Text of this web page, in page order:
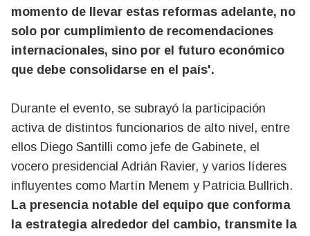
momento de llevar estas reformas adelante, no
solo por cumplimiento de recomendaciones
internacionales, sino por el futuro económico
que debe consolidarse en el país'.
Durante el evento, se subrayó la participación
activa de distintos funcionarios de alto nivel, entre
ellos Diego Santilli como jefe de Gabinete, el
vocero presidencial Adrián Ravier, y varios líderes
influyentes como Martín Menem y Patricia Bullrich.
La presencia notable del equipo que conforma
la estrategia alrededor del cambio, transmite la